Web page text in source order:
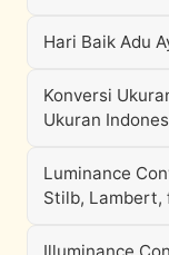
Hari Baik Adu
Konversi
Ukuran
Luminance
Stilb, Lambert,